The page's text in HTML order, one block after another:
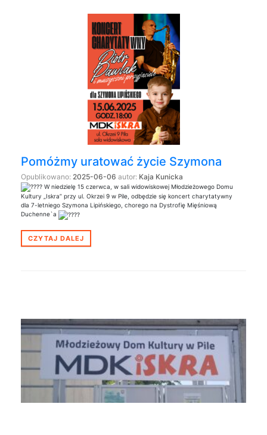
Pomóżmy uratować życie Szymona
Opublikowano: 2025-06-06 autor: Kaja Kunicka
W niedzielę 15 czerwca, w sali widowiskowej Młodzieżowego Domu
Kultury „Iskra” przy ul. Okrzei 9 w Pile, odbędzie się koncert charytatywny
dla 7-letniego Szymona Lipińskiego, chorego na Dystrofię Mięśniową
Duchenne`a
CZYTAJ DALEJ